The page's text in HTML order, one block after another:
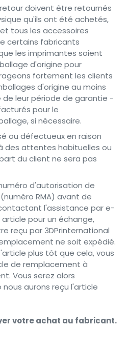
doivent être retournés
qu'ils ont été achetés,
tous les accessoires
certains fabricants
les imprimantes soient
d'origine pour
fortement les clients
d'origine au moins
leur période de garantie -
pour le
si nécessaire.
ou défectueux en raison
des attentes habituelles ou
du client ne sera pas
d'autorisation de
RMA) avant de
l'assistance par e-
pour un échange,
reçu par 3DPrinternational
ne soit expédié.
plus tôt que cela, vous
de remplacement à
Vous serez alors
aurons reçu l'article
votre achat au fabricant.